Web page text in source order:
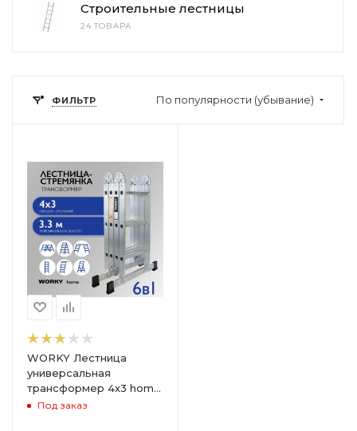
Строительные лестницы
24 ТОВАРА
ФИЛЬТР По популярности (убывание)
WORKY Лестница
универсальная
трансформер 4х3 home
ARD255947
Под заказ